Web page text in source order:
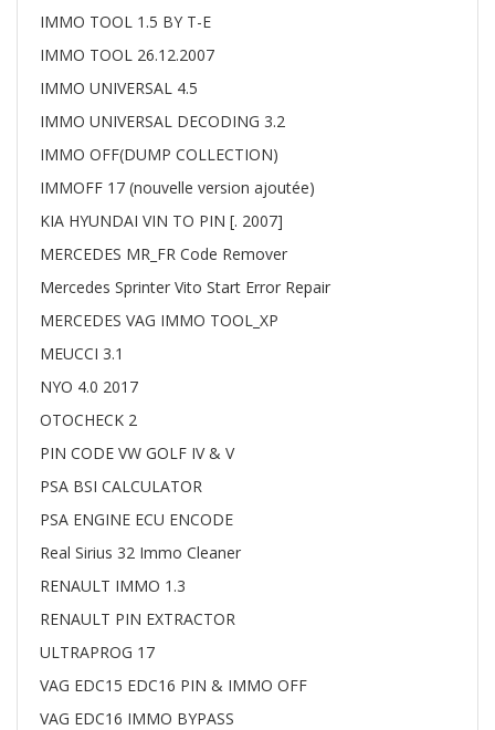
IMMO TOOL 1.5 BY T-E
IMMO TOOL 26.12.2007
IMMO UNIVERSAL 4.5
IMMO UNIVERSAL DECODING 3.2
IMMO OFF(DUMP COLLECTION)
IMMOFF 17 (nouvelle version ajoutée)
KIA HYUNDAI VIN TO PIN [. 2007]
MERCEDES MR_FR Code Remover
Mercedes Sprinter Vito Start Error Repair
MERCEDES VAG IMMO TOOL_XP
MEUCCI 3.1
NYO 4.0 2017
OTOCHECK 2
PIN CODE VW GOLF IV & V
PSA BSI CALCULATOR
PSA ENGINE ECU ENCODE
Real Sirius 32 Immo Cleaner
RENAULT IMMO 1.3
RENAULT PIN EXTRACTOR
ULTRAPROG 17
VAG EDC15 EDC16 PIN & IMMO OFF
VAG EDC16 IMMO BYPASS